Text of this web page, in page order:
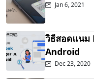
Jan 6, 2021
วิธีสอดแนม
Android
Dec 23, 2020